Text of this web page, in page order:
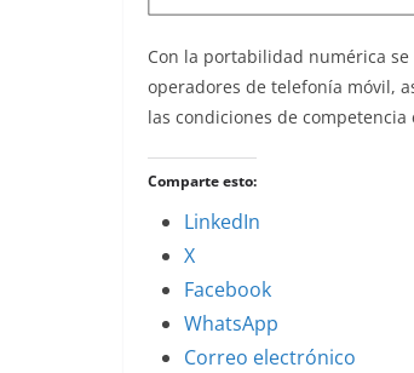
Con la portabilidad numérica
operadores de telefonía móvil,
las condiciones de competencia
Comparte esto:
LinkedIn
X
Facebook
WhatsApp
Correo electrónico